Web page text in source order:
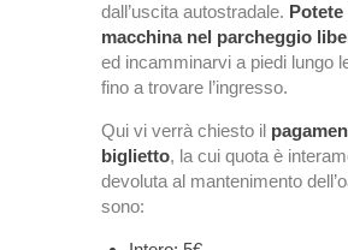
dall’uscita autostradale. Potete
macchina nel parcheggio
ed incamminarvi a piedi lungo
fino a trovare l’ingresso.
Qui vi verrà chiesto il
biglietto, la cui quota è
devoluta al mantenimento
sono: